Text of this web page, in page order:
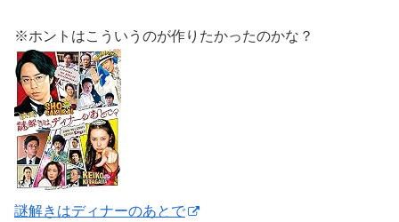
※ホントはこういうのが作りたかったのかな？
謎解きはディナーのあとで